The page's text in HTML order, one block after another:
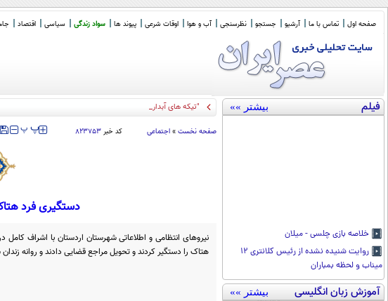
صفحه اول تماس با ما آرشیو جستجو نظرسنجی آب و هوا اوقات شرعی پیوند ها سواد زندگی سیاسی اقتصاد
فیلم بیشتر »»
خلاصه بازی چلسی - میلان
روایت شنیده نشده از رئیس کلانتری ۱۲
میناب و لحظه بمباران
آموزش زبان انگلیسی بیشتر »»
"تیکه های آبدار" هیلاری کلینتو
صفحه نخست » اجتماعی کد خبر۸۲۳۷۵۳ ‍‍‍ پپ
دستگیری فرد
نیروهای انتظامی و اطلاعاتی شهرستان اردستان با اشراف
هتاک را دستگیر کردند و تحویل مراجع قضایی دادند و روانه